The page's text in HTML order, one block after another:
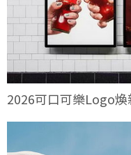
2026可口可樂Logo